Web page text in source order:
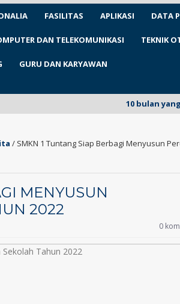
FASILITAS APLIKASI DATA
DAN TELEKOMUNIKASI TEKNIK
GURU DAN KARYAWAN
10 bulan yang lalu/
/ SMKN 1 Tuntang Siap Berbagi Menyusun
MENYUSUN
2022
0